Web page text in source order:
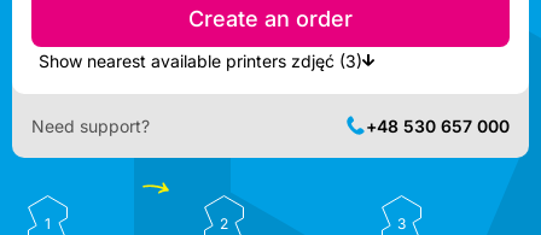
Create an order
Show nearest available printers zdjęć (3)
Need support? +48 530 657 000
1 2 3